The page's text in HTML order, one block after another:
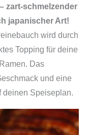
zart-schmelzender
japanischer Art!
wird durch
Topping für deine
Das
und eine
deinen Speiseplan.